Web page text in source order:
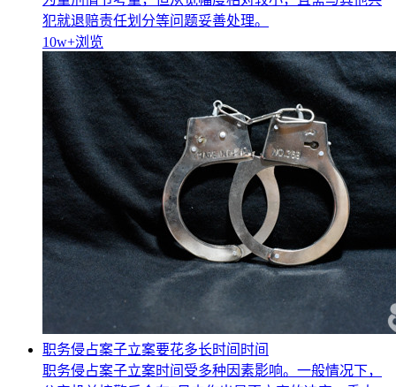
犯就退赔责任划分等问题妥善处理。
10w+浏览
职务侵占案子立案要花多长时间时间
职务侵占案子立案时间受多种因素影响。一般情况下，